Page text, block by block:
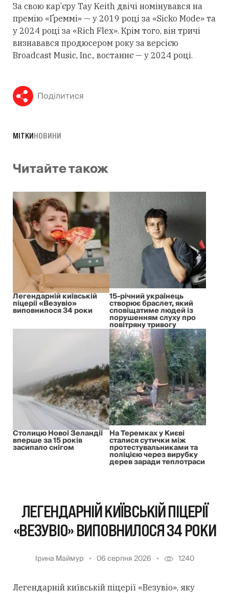
За свою кар’єру Tay Keith двічі номінувався на
премію «Ґреммі» — у 2019 році за «Sicko Mode» та
у 2024 році за «Rich Flex». Крім того, він тричі
визнавався продюсером року за версією
Broadcast Music, Inc., востаннє — у 2024 році.
Поділитися
МІТКИНОВИНИ
Читайте також
Легендарній київській
піцерії «Везувіо»
виповнилося 34 роки
15-річний українець
створює браслет, який
сповіщатиме людей із
порушенням слуху про
повітряну тривогу
Столицю Нової Зеландії
вперше за 15 років
засипало снігом
На Теремках у Києві
сталися сутички між
протестувальниками та
поліцією через вирубку
дерев заради теплотраси
ЛЕГЕНДАРНІЙ КИЇВСЬКІЙ ПІЦЕРІЇ
«ВЕЗУВІО» ВИПОВНИЛОСЯ 34 РОКИ
Ірина Маймур 06 серпня 2026 1240
Легендарній київській піцерії «Везувіо», яку